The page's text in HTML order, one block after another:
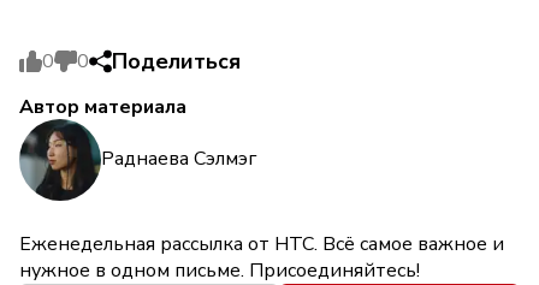
0 0 Поделиться
Автор материала
Раднаева Сэлмэг
Еженедельная рассылка от НТС. Всё самое важное и
нужное в одном письме. Присоединяйтесь!